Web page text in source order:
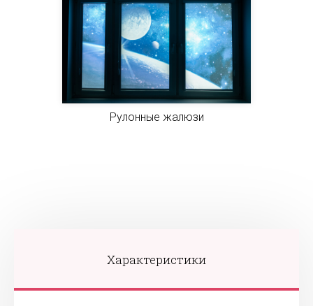
Рулонные жалюзи
Характеристики